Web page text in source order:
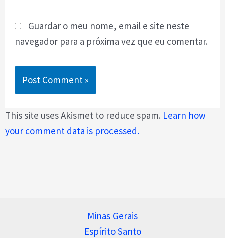
Guardar o meu nome, email e site neste
navegador para a próxima vez que eu comentar.
This site uses Akismet to reduce spam. Learn how
your comment data is processed.
Minas Gerais
Espírito Santo